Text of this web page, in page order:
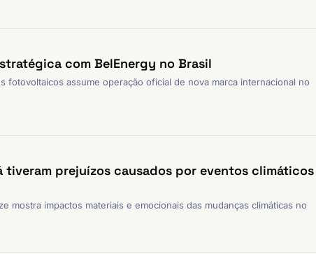
com BelEnergy no Brasil
fotovoltaicos assume operação oficial de nova marca internacional no
tiveram prejuízos causados por eventos climáticos
mostra impactos materiais e emocionais das mudanças climáticas no